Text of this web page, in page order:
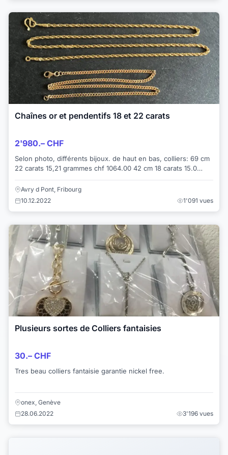
Chaînes or et pendentifs 18 et 22 carats
2'980.– CHF
Selon photo, différents bijoux. de haut en bas, colliers: 69 cm
22 carats 15,21 grammes chf 1064.00 42 cm 18 carats 15.0
Avry d Pont, Fribourg
10.12.2022
1'091 vues
Plusieurs sortes de Colliers fantaisies
30.– CHF
Tres beau colliers fantaisie garantie nickel free.
onex, Genève
28.06.2022
3'196 vues